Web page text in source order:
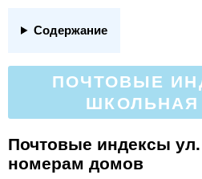
Содержание
ПОЧТОВЫЕ
ШКОЛЬНАЯ
Почтовые индексы
номерам домов